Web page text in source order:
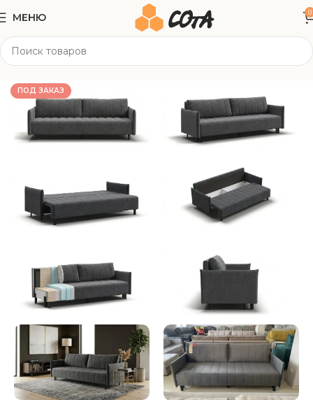
МЕНЮ 0
Мягкая мебель
ПОД ЗАКАЗ